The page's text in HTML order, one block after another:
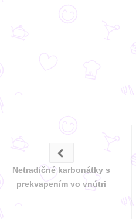
Netradičné karbonátky s
prekvapením vo vnútri